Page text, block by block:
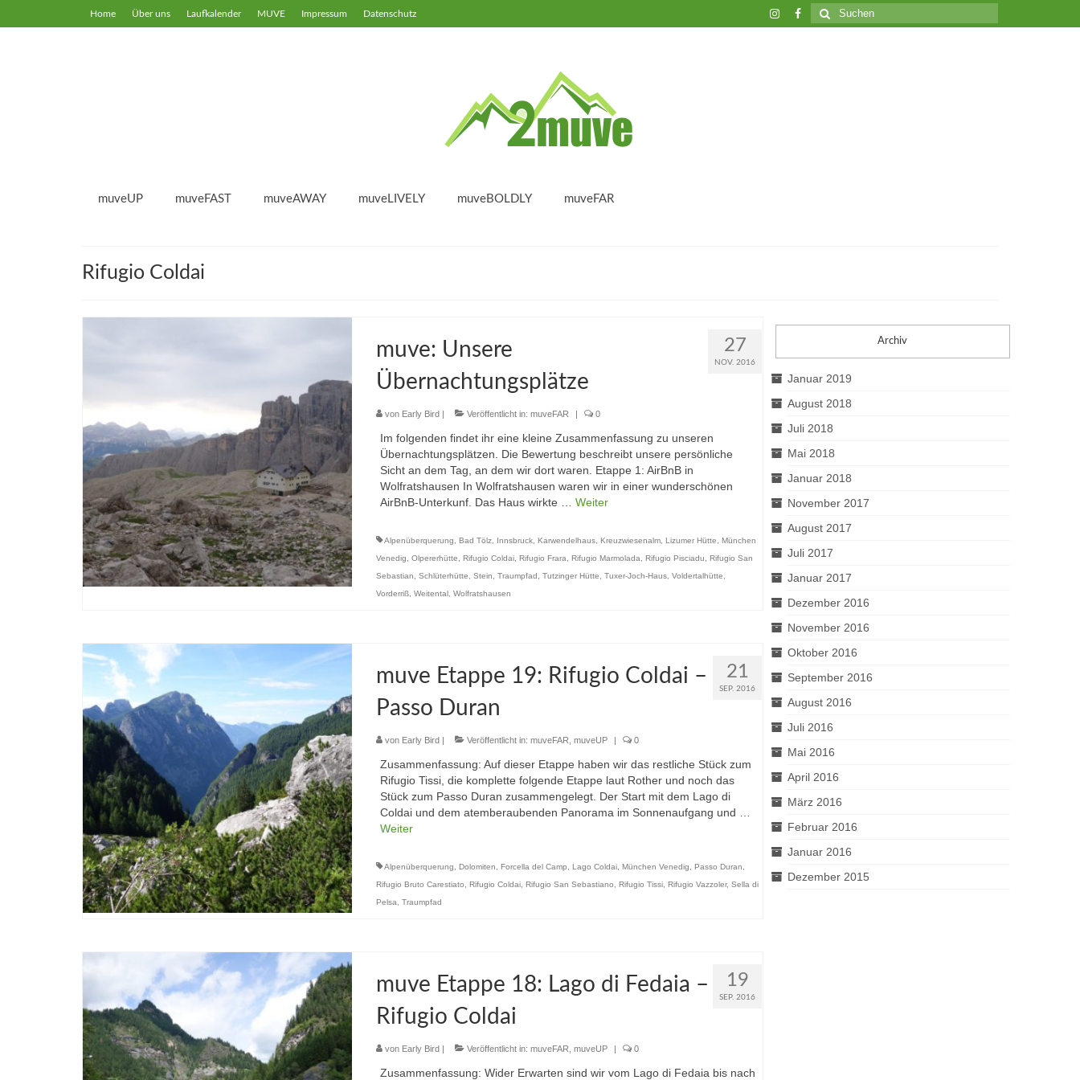
Home Über uns Laufkalender MUVE Impressum Datenschutz
Suche
nach:
muveUP muveFAST muveAWAY muveLIVELY muveBOLDLY muveFAR
Rifugio Coldai
27
NOV. 2016
muve: Unsere
Übernachtungsplätze
von Early Bird| Veröffentlicht in: muveFAR | 0
Im folgenden findet ihr eine kleine Zusammenfassung zu unseren
Übernachtungsplätzen. Die Bewertung beschreibt unsere persönliche
Sicht an dem Tag, an dem wir dort waren. Etappe 1: AirBnB in
Wolfratshausen In Wolfratshausen waren wir in einer wunderschönen
AirBnB-Unterkunf. Das Haus wirkte … Weiter
Alpenüberquerung Bad Tölz, Innsbruck, Karwendelhaus, Kreuzwiesenalm, Lizumer Hütte
München
Venedig
Olpererhütte Rifugio Coldai, Rifugio Frara Rifugio Marmolada Rifugio Pisciadu
Rifugio San
Sebastian
Schlüterhütte Stein Traumpfad Tutzinger Hütte Tuxer-Joch-Haus, Voldertalhütte
Vorderriß, Weitental, Wolfratshausen
21
SEP. 2016
muve Etappe 19: Rifugio Coldai –
Passo Duran
von Early Bird| Veröffentlicht in: muveFAR muveUP | 0
Zusammenfassung: Auf dieser Etappe haben wir das restliche Stück zum
Rifugio Tissi, die komplette folgende Etappe laut Rother und noch das
Stück zum Passo Duran zusammengelegt. Der Start mit dem Lago di
Coldai und dem atemberaubenden Panorama im Sonnenaufgang und …
Weiter
Alpenüberquerung Dolomiten Forcella del Camp Lago Coldai, München Venedig Passo Duran
Rifugio Bruto Carestiato
Rifugio Coldai, Rifugio San Sebastiano Rifugio Tissi, Rifugio Vazzoler, Sella di
Pelsa
Traumpfad
19
SEP. 2016
muve Etappe 18: Lago di Fedaia –
Rifugio Coldai
von Early Bird| Veröffentlicht in: muveFAR muveUP | 0
Zusammenfassung: Wider Erwarten sind wir vom Lago di Fedaia bis nach
Archiv
Januar 2019
August 2018
Juli 2018
Mai 2018
Januar 2018
November 2017
August 2017
Juli 2017
Januar 2017
Dezember 2016
November 2016
Oktober 2016
September 2016
August 2016
Juli 2016
Mai 2016
April 2016
März 2016
Februar 2016
Januar 2016
Dezember 2015